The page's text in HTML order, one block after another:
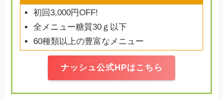
初回3,000円OFF!
全メニュー糖質30ｇ以下
60種類以上の豊富なメニュー
ナッシュ公式HPはこちら